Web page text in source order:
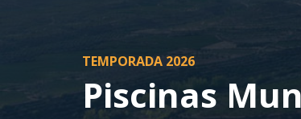
TEMPORADA 2026
Piscinas